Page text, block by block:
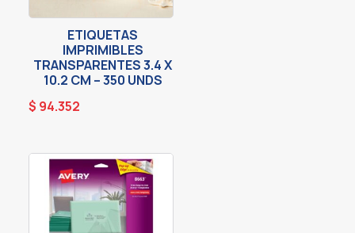
ETIQUETAS
IMPRIMIBLES
TRANSPARENTES 3.4 X
10.2 CM – 350 UNDS
$ 94.352